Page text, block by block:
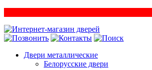
Двери металлические
Белорусские двери